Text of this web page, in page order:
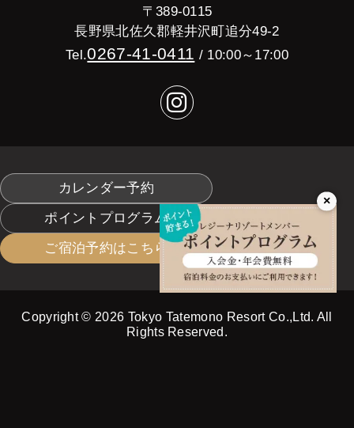
〒389-0115
長野県北佐久郡軽井沢町追分49-2
Tel.0267-41-0411 / 10:00～17:00
カレンダー予約
ポイントプログラム
ご宿泊予約はこちら
Copyright © 2026 Tokyo Tatemono Resort Co.,Ltd. All
Rights Reserved.
×